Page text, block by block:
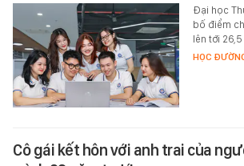
Đại học
bố điểm
lên tới 26,5
HỌC
Cô gái kết hôn với anh trai của